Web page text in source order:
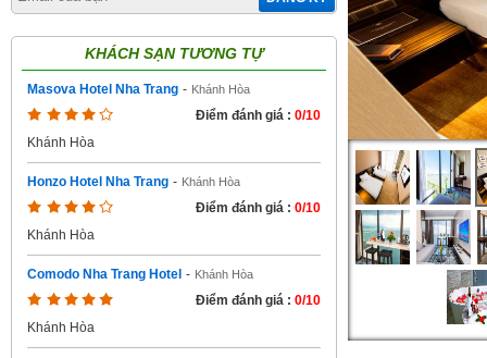
KHÁCH SẠN TƯƠNG TỰ
Masova Hotel Nha Trang - Khánh Hòa
Điểm đánh giá : 0/10
Khánh Hòa
Honzo Hotel Nha Trang - Khánh Hòa
Điểm đánh giá : 0/10
Khánh Hòa
Comodo Nha Trang Hotel - Khánh Hòa
Điểm đánh giá : 0/10
Khánh Hòa